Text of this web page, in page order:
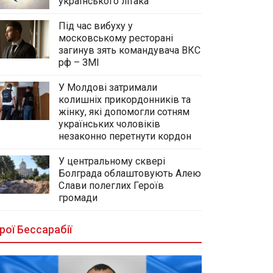
Під час вибуху у
московському ресторані
загинув зять командувача ВКС
рф – ЗМІ
У Молдові затримали
колишніх прикордонників та
жінку, які допомогли сотням
українських чоловіків
незаконно перетнути кордон
У центральному сквері
Болграда облаштовують Алею
Слави полеглих Героїв
громади
Бессарабії